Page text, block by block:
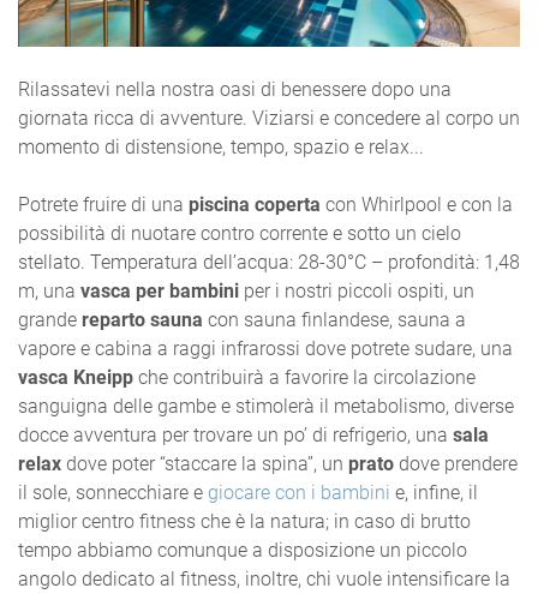
Rilassatevi nella nostra oasi di benessere dopo una
giornata ricca di avventure. Viziarsi e concedere al corpo un
momento di distensione, tempo, spazio e relax...
Potrete fruire di una piscina coperta con Whirlpool e con la
possibilità di nuotare contro corrente e sotto un cielo
stellato. Temperatura dell’acqua: 28-30°C – profondità: 1,48
m, una vasca per bambini per i nostri piccoli ospiti, un
grande reparto sauna con sauna finlandese, sauna a
vapore e cabina a raggi infrarossi dove potrete sudare, una
vasca Kneipp che contribuirà a favorire la circolazione
sanguigna delle gambe e stimolerà il metabolismo, diverse
docce avventura per trovare un po’ di refrigerio, una sala
relax dove poter “staccare la spina”, un prato dove prendere
il sole, sonnecchiare e giocare con i bambini e, infine, il
miglior centro fitness che è la natura; in caso di brutto
tempo abbiamo comunque a disposizione un piccolo
angolo dedicato al fitness, inoltre, chi vuole intensificare la